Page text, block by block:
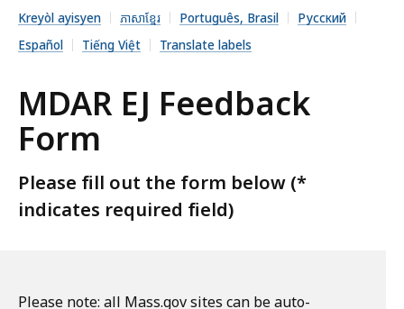
Kreyòl ayisyen
ភាសាខ្មែរ Português, Brasil
Русский
Español
Tiếng Việt Translate labels
MDAR EJ Feedback
Form
Please fill out the form below (*
indicates required field)
Please note: all Mass.gov sites can be auto-